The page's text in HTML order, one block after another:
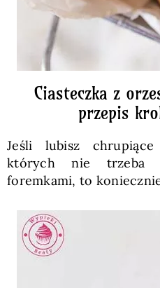
Ciasteczka z
przepis
Jeśli lubisz
których nie trzeba
foremkami, to